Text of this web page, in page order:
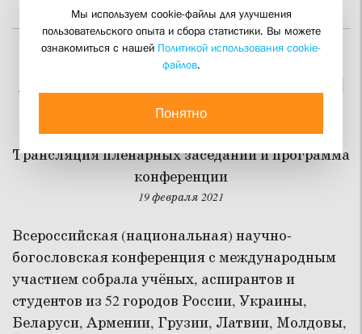
XXVII Сретенские чтения
проходят в СФИ
Трансляция пленарных заседаний и программа
конференции
19 февраля 2021
Всероссийская (национальная) научно-
богословская конференция с международным
участием собрала учёных, аспирантов и
студентов из 52 городов России, Украины,
Беларуси, Армении, Грузии, Латвии, Молдовы,
Мы используем cookie-файлы для улучшения
пользовательского опыта и сбора статистики. Вы можете
ознакомиться с нашей Политикой использования cookie-
файлов.
Понятно